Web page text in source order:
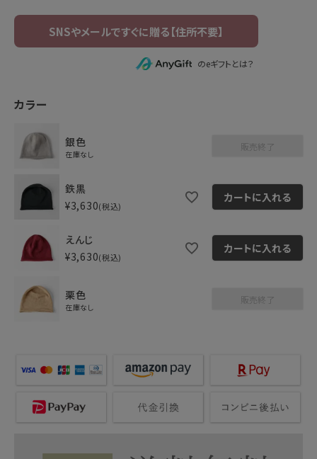
のeギフトとは？
カラー
銀色
在庫なし
販売終了
鉄黒
¥3,630 税込
カートに入れる
えんじ
¥3,630 税込
カートに入れる
栗色
在庫なし
販売終了